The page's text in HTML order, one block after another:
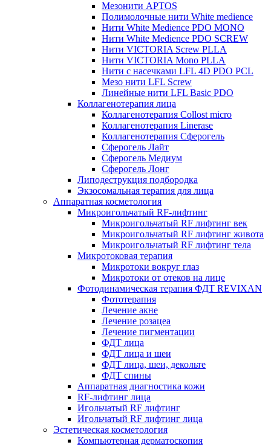
Мезонити APTOS
Полимолочные нити White medience
Нити White Medience PDO MONO
Нити White Medience PDO SCREW
Нити VICTORIA Screw PLLA
Нити VICTORIA Mono PLLA
Нити с насечками LFL 4D PDO PCL
Мезо нити LFL Screw
Линейные нити LFL Basic PDO
Коллагенотерапия лица
Коллагенотерапия Collost micro
Коллагенотерапия Linerase
Коллагенотерапия Сферогель
Сферогель Лайт
Сферогель Медиум
Сферогель Лонг
Липодеструкция подбородка
Экзосомальная терапия для лица
Аппаратная косметология
Микроигольчатый RF-лифтинг
Микроигольчатый RF лифтинг век
Микроигольчатый RF лифтинг живота
Микроигольчатый RF лифтинг тела
Микротоковая терапия
Микротоки вокруг глаз
Микротоки от отеков на лице
Фотодинамическая терапия ФДТ REVIXAN
Фототерапия
Лечение акне
Лечение розацеа
Лечение пигментации
ФДТ лица
ФДТ лица и шеи
ФДТ лица, шеи, декольте
ФДТ спины
Аппаратная диагностика кожи
RF-лифтинг лица
Игольчатый RF лифтинг
Игольчатый RF лифтинг лица
Эстетическая косметология
Компьютерная дерматоскопия